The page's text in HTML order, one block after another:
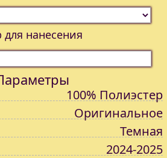
нанесения
100% Полиэстер
Оригинальное
Темная
2024-2025